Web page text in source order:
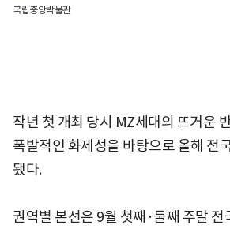
국립중앙박물관
작년 첫 개최 당시 MZ세대의 뜨거운
폭발적인 화제성을 바탕으로 올해 전
됐다.
권역별 본선은 9월 첫째·둘째 주말 전